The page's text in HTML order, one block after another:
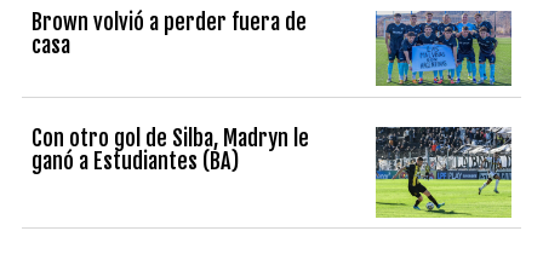
Brown volvió a perder fuera de
casa
Con otro gol de Silba, Madryn le
ganó a Estudiantes (BA)